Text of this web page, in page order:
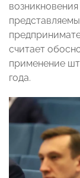
считает
применение
года.